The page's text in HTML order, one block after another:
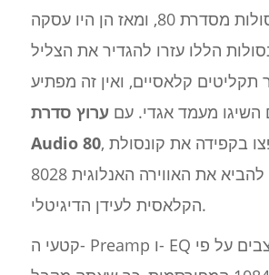
את הקונסולות מסדרת 80, ומאז הן היו עסקה
הללו עזרו להגדיר את הצליל
תקליטים קלאסיים, ואין זה מפתיע
מעמד אגדי. עםערוץ סדרת Lindell
Audio 80, הם שיפצו בקפידה את קונסולת Neve
8028 האייקונית כדי להביא את האווירה האנלוגית
הקלאסית לעידן הדיגיטלי.
קטעי ה- Preamp ו- EQ בתוסף זה מעוצבים על פי